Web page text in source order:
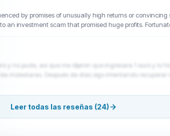
by promises of unusually high returns or convincing
an investment scam that promised huge profits.
y no pude, así que me dijeron que ingresara 1 euro y lo
molestaras. Después de días sigo intentando recuperar
Leer todas las reseñas (24)